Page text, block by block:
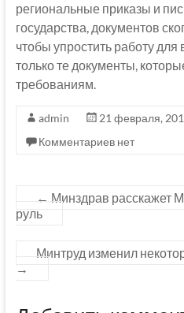
региональные приказы и
государства, документов
чтобы упростить работу для
только те документы,
требованиям.
admin 21 февраля,
Комментариев нет
← Минздрав расскажет
руль
Минтруд изменил
→